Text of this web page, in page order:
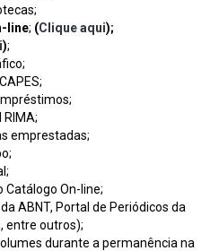
line; (Clique aqui);
);
emprestadas;
Catálogo On-line;
ABNT, Portal de Periódicos da
entre outros);
durante a permanência na